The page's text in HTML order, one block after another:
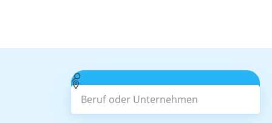
Beruf oder Unternehmen
Suchen